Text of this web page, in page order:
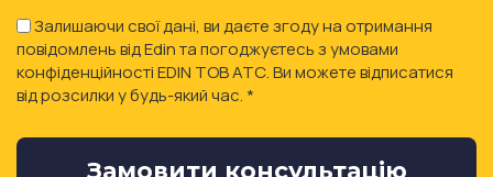
Залишаючи свої дані, ви даєте згоду на отримання
повідомлень від Edin та погоджуєтесь з умовами
конфіденційності EDIN ТОВ АТС. Ви можете відписатися
від розсилки у будь-який час. *
Замовити консультацію